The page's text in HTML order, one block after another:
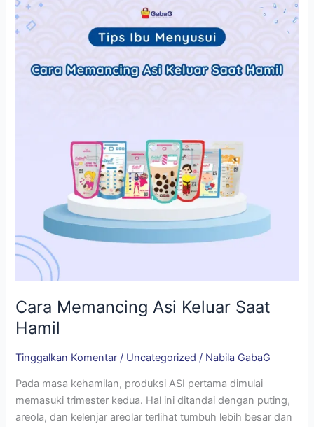
Cara Memancing Asi Keluar Saat
Hamil
Tinggalkan Komentar / Uncategorized / Nabila GabaG
Pada masa kehamilan, produksi ASI pertama dimulai
memasuki trimester kedua. Hal ini ditandai dengan puting,
areola, dan kelenjar areolar terlihat tumbuh lebih besar dan
Cara
Memancing
Saat